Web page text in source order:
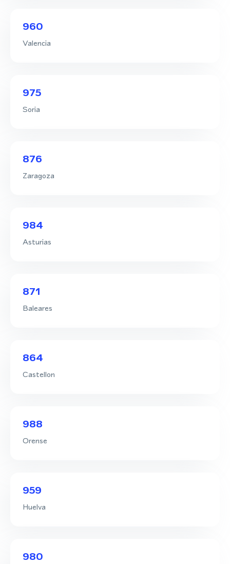
960
Valencia
975
Soria
876
Zaragoza
984
Asturias
871
Baleares
864
Castellon
988
Orense
959
Huelva
980